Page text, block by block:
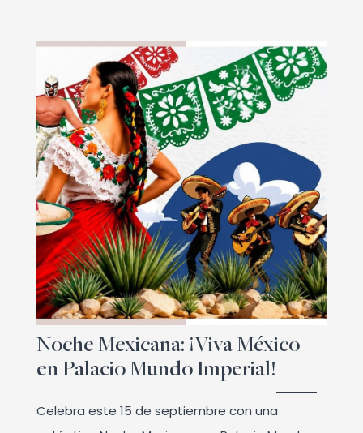
Noche Mexicana: ¡Viva México
en Palacio Mundo Imperial!
Celebra este 15 de septiembre con una